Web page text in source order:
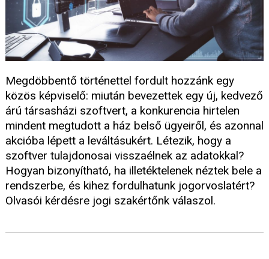
Megdöbbentő történettel fordult hozzánk egy
közös képviselő: miután bevezettek egy új, kedvező
árú társasházi szoftvert, a konkurencia hirtelen
mindent megtudott a ház belső ügyeiről, és azonnal
akcióba lépett a leváltásukért. Létezik, hogy a
szoftver tulajdonosai visszaélnek az adatokkal?
Hogyan bizonyítható, ha illetéktelenek néztek bele a
rendszerbe, és kihez fordulhatunk jogorvoslatért?
Olvasói kérdésre jogi szakértőnk válaszol.